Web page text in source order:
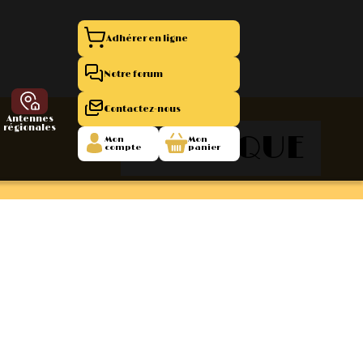
Antennes
régionales
Adhérer en ligne
Notre forum
Contactez-nous
Mon
compte
Mon
panier
BELGIQUE